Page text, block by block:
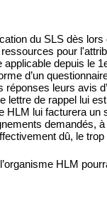
du SLS dès
pour
depuis le
d’un
leurs avis
lettre de rappel lui
HLM lui facturera
demandés,
dû, le
HLM